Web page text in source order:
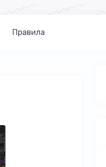
Правила